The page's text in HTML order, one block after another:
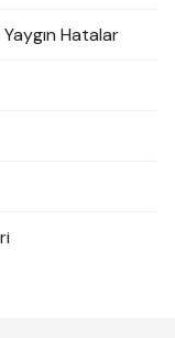
Hatalar